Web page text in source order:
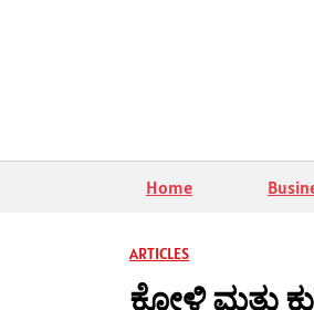
Home
ARTICLES
ಕೋಳಿ ಮತ್ತು